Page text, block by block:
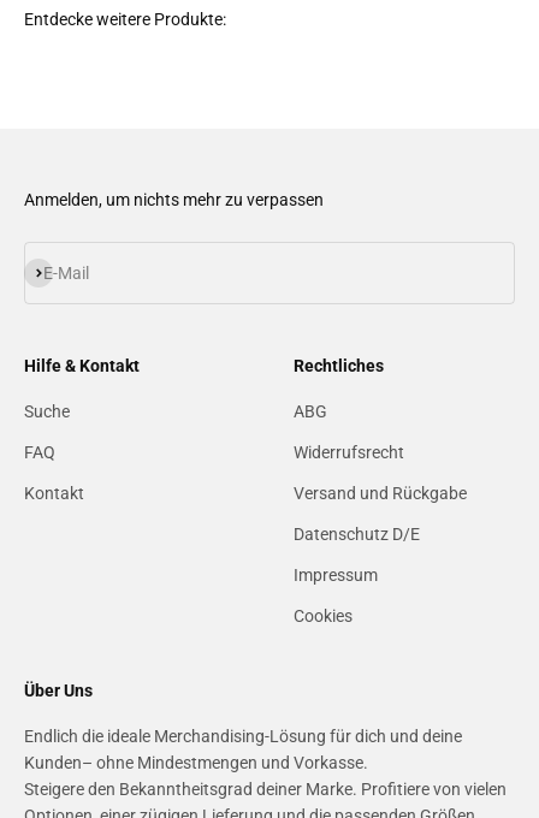
Anmelden, um nichts mehr zu verpassen
E-Mail
Abonnieren
Hilfe & Kontakt
Suche
FAQ
Kontakt
Rechtliches
ABG
Widerrufsrecht
Versand und Rückgabe
Datenschutz D/E
Impressum
Cookies
Über Uns
Endlich die ideale Merchandising-Lösung für dich und deine
Kunden– ohne Mindestmengen und Vorkasse.
Steigere den Bekanntheitsgrad deiner Marke. Profitiere von vielen